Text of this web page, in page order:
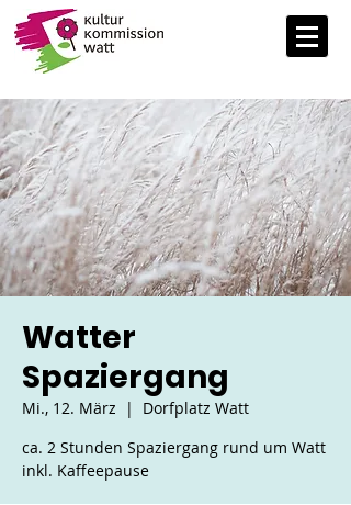
Watter
Spaziergang
Mi., 12. März
  |
Dorfplatz Watt
ca. 2 Stunden Spaziergang rund um Watt
inkl. Kaffeepause